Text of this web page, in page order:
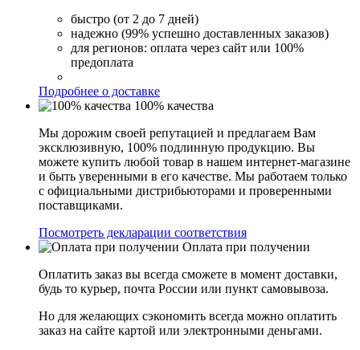
быстро (от 2 до 7 дней)
надежно (99% успешно доставленных заказов)
для регионов: оплата через сайт или 100%
предоплата
Подробнее о доставке
100% качества
Мы дорожим своей репутацией и предлагаем Вам
эксклюзивную, 100% подлинную продукцию. Вы
можете купить любой товар в нашем интернет-магазине
и быть уверенными в его качестве. Мы работаем только
с официальными дистрибьюторами и проверенными
поставщиками.
Посмотреть декларации соответствия
Оплата при получении
Оплатить заказ вы всегда сможете в момент доставки,
будь то курьер, почта России или пункт самовывоза.
Но для желающих сэкономить всегда можно оплатить
заказ на сайте картой или электронными деньгами.